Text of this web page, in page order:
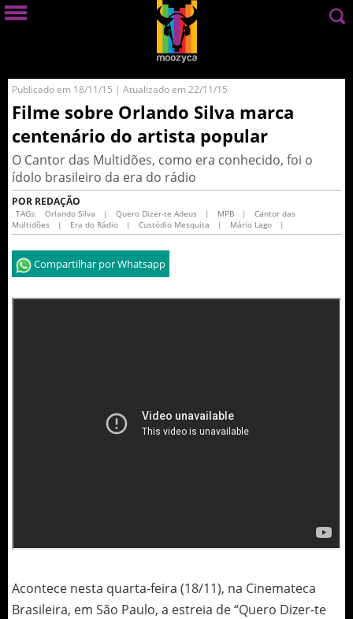
Publicado em 18/11/15 | Atualizado em 22/11/15
Filme sobre Orlando Silva marca
centenário do artista popular
O Cantor das Multidões, como era conhecido, foi o
ídolo brasileiro da era do rádio
POR REDAÇÃO
TAGs: Orlando Silva | Quero Dizer-te Adeus | MPB |
Cantor das
Multidões
| Era do Rádio | Custódio Mesquita | Mário Lago |
Compartilhar por Whatsapp
Acontece nesta quarta-feira (18/11), na Cinemateca
Brasileira, em São Paulo, a estreia de “Quero Dizer-te